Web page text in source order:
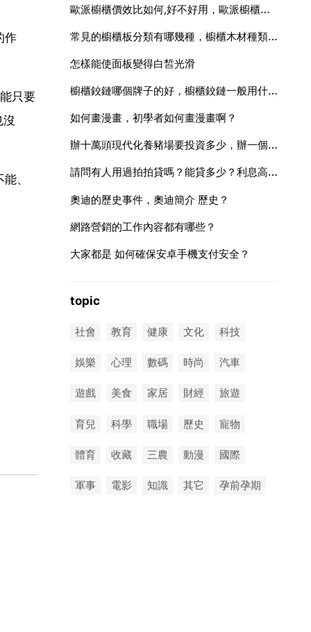
作
只要
、
歐派櫥櫃價效比如何,好不好用，歐派櫥櫃怎麼樣？檔次如何？
常見的櫥櫃板分類有哪幾種，櫥櫃木材種類常見的有哪些
怎樣能使面板變得白皙光滑
櫥櫃鉸鏈哪個牌子的好，櫥櫃鉸鏈一般用什麼牌子？
如何畫漫畫，初學者如何畫漫畫啊？
辦十萬頭現代化養豬場要投資多少，辦一個萬頭養豬場需要多大的投資
請問有人用過拍拍貸嗎？能貸多少？利息高嗎？
奧迪的歷史事件，奧迪簡介 歷史？
網路營銷的工作內容都有哪些？
大家都是 如何確保安卓手機支付安全？
topic
社會 教育 健康 文化 科技
娛樂 心理 數碼 時尚 汽車
遊戲 美食 家居 財經 旅遊
育兒 科學 職場 歷史 寵物
體育 收藏 三農 動漫 國際
軍事 電影 知識 其它 孕前孕期